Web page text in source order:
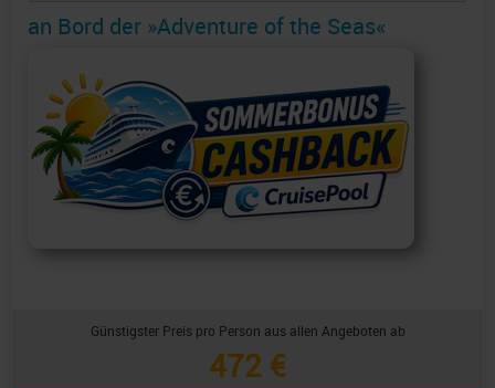
an Bord der »Adventure of the Seas«
Günstigster Preis pro Person aus allen Angeboten ab
472 €